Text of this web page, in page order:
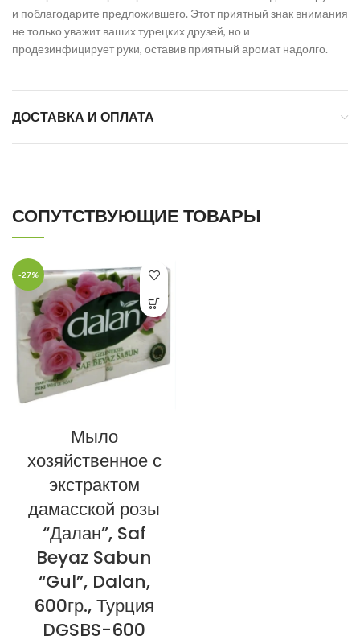
и поблагодарите предложившего. Этот приятный знак внимания
не только уважит ваших турецких друзей, но и
продезинфицирует руки, оставив приятный аромат надолго.
ДОСТАВКА И ОПЛАТА
СОПУТСТВУЮЩИЕ ТОВАРЫ
-27%
Мыло
хозяйственное с
экстрактом
дамасской розы
“Далан”, Saf
Beyaz Sabun
“Gul”, Dalan,
600гр., Турция
DGSBS-600